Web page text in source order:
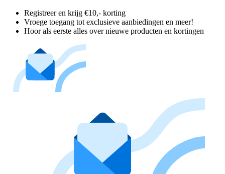
Registreer en krijg €10,- korting
Vroege toegang tot exclusieve aanbiedingen en meer!
Hoor als eerste alles over nieuwe producten en kortingen